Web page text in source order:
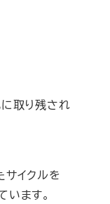
取り残され
イクルを
ます。